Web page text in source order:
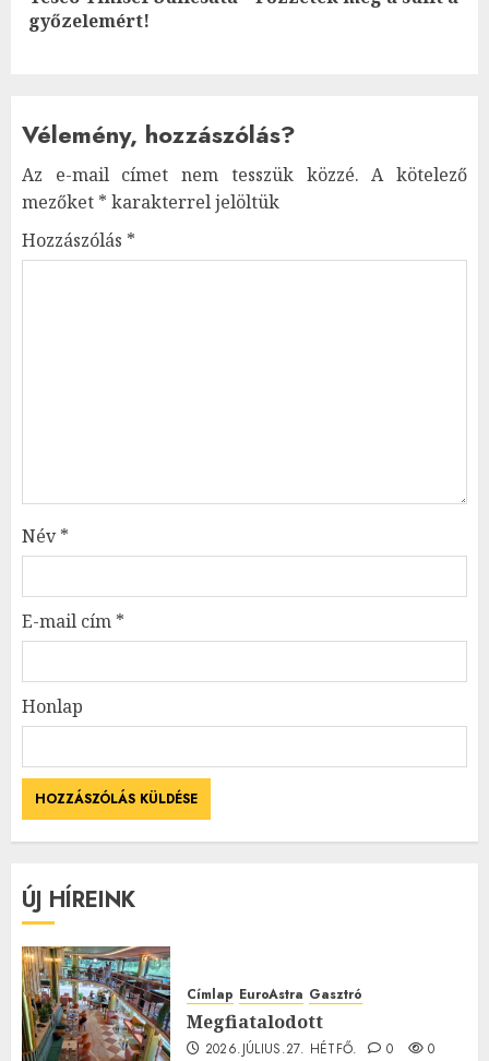
post:
győzelemért!
Vélemény, hozzászólás?
Az e-mail címet nem tesszük közzé. A kötelező
mezőket * karakterrel jelöltük
Hozzászólás *
Név*
E-mail cím *
Honlap
ÚJ HÍREINK
Címlap EuroAstra Gasztró
Megfiatalodott
2026.JÚLIUS.27. HÉTFŐ. 0 0